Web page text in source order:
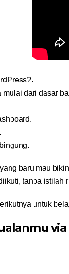
mulai dari dasar
baru mau
tanpa istilah
untuk